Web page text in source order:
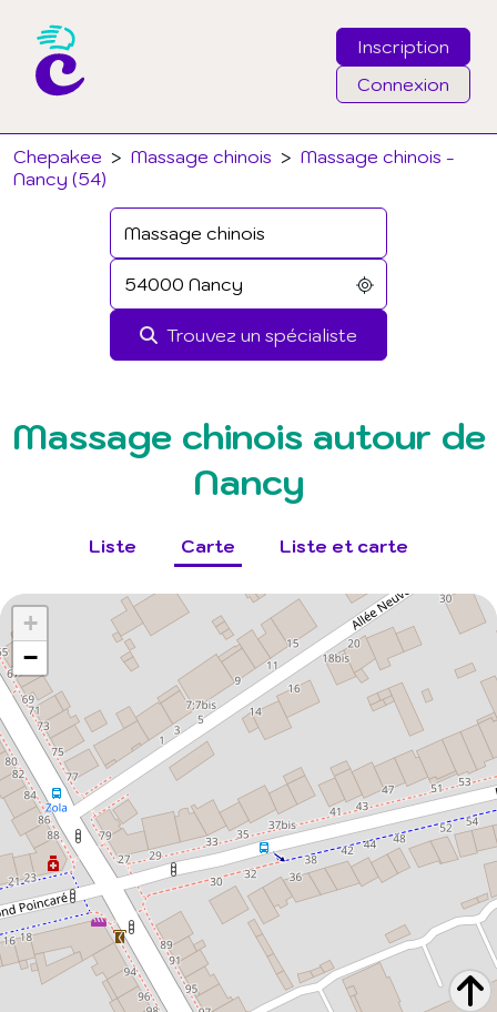
Inscription
Connexion
Chepakee > Massage chinois > Massage chinois -
Nancy (54)
Trouvez un spécialiste
Email
Mot de passe
J'ai oublié mon mot de passe
Connexion
Massage chinois autour de
Nancy
Liste Carte Liste et carte
+
−